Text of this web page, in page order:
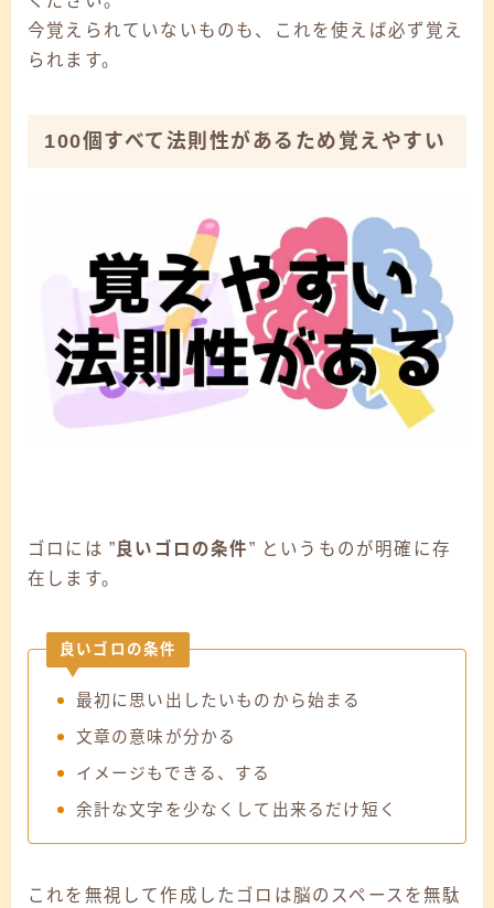
今覚えられていないものも、これを使えば必ず覚え
られます。
100個すべて法則性があるため覚えやすい
ゴロには ” 良いゴロの条件” というものが明確に存
在します。
良いゴロの条件
最初に思い出したいものから始まる
文章の意味が分かる
イメージもできる、する
余計な文字を少なくして出来るだけ短く
これを無視して作成したゴロは脳のスペースを無駄